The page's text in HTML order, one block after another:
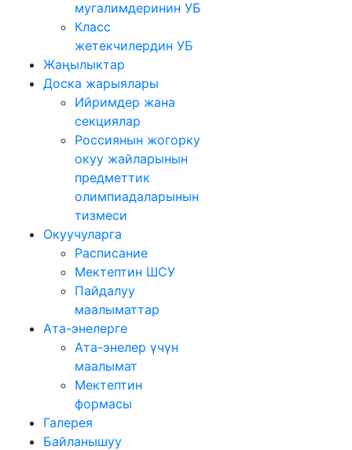
мугалимдеринин УБ
Класс
жетекчилердин УБ
Жаңылыктар
Доска жарыялары
Ийримдер жана
секциялар
Россиянын жогорку
окуу жайларынын
предметтик
олимпиадаларынын
тизмеси
Окуучуларга
Расписание
Мектептин ШСУ
Пайдалуу
маалыматтар
Ата-энелерге
Ата-энелер үчүн
маалымат
Мектептин
формасы
Галерея
Байланышуу